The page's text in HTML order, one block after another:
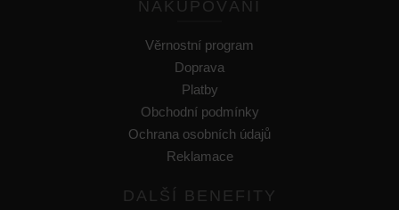
NAKUPOVÁNÍ
Věrnostní program
Doprava
Platby
Obchodní podmínky
Ochrana osobních údajů
Reklamace
DALŠÍ BENEFITY